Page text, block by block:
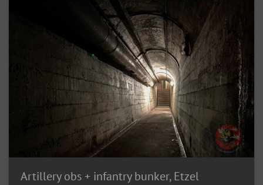
Artillery obs + infantry bunker, Etzel